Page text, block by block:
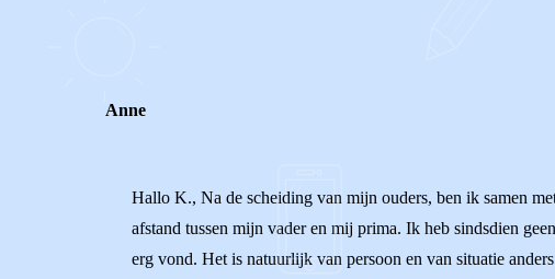
Anne
Hallo K., Na de scheiding van mijn ouders, ben ik samen
afstand tussen mijn vader en mij prima. Ik heb sindsdien
erg vond. Het is natuurlijk van persoon en van situatie